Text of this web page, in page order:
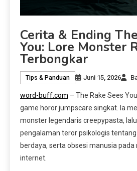
Cerita & Ending
You: Lore Monster
Terbongkar
Tips & Panduan Juni 15, 2026
word-buff.com – The Rake Sees
game horor jumpscare singkat. Ia
monster legendaris creepypasta,
pengalaman teror psikologis
berdaya, serta obsesi manusia pada
internet.